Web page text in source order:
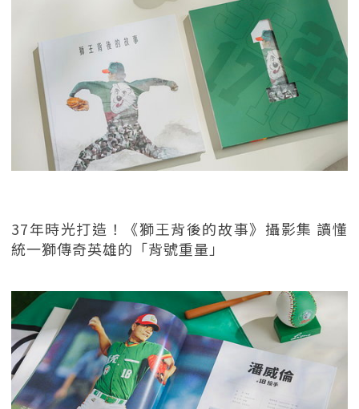
37年時光打造！《獅王背後的故事》攝影集 讀懂
統一獅傳奇英雄的「背號重量」